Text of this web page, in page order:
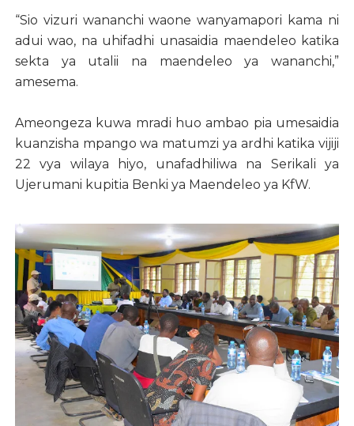
“Sio vizuri wananchi waone wanyamapori kama ni
adui wao, na uhifadhi unasaidia maendeleo katika
sekta ya utalii na maendeleo ya wananchi,”
amesema.
Ameongeza kuwa mradi huo ambao pia umesaidia
kuanzisha mpango wa matumzi ya ardhi katika vijiji
22 vya wilaya hiyo, unafadhiliwa na Serikali ya
Ujerumani kupitia Benki ya Maendeleo ya KfW.